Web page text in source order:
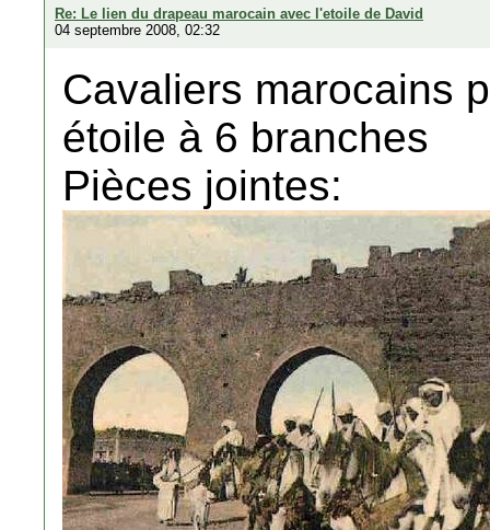
Re: Le lien du drapeau marocain avec l'etoile de David
04 septembre 2008, 02:32
Cavaliers marocains
étoile à 6 branches
Pièces jointes: